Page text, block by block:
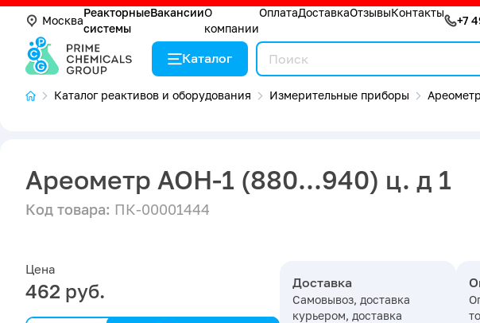
Москва
Реакторные
системы
ВакансииО
компании
ОплатаДоставкаОтзывыКонтакты
+7
Каталог
Каталог реактивов и оборудования
Измерительные приборы
Ареометр АОН-1 (880...940) ц. д 1
Код товара: ПК-00001444
Цена
462 руб. Доставка
Самовывоз, доставка
курьером, доставка